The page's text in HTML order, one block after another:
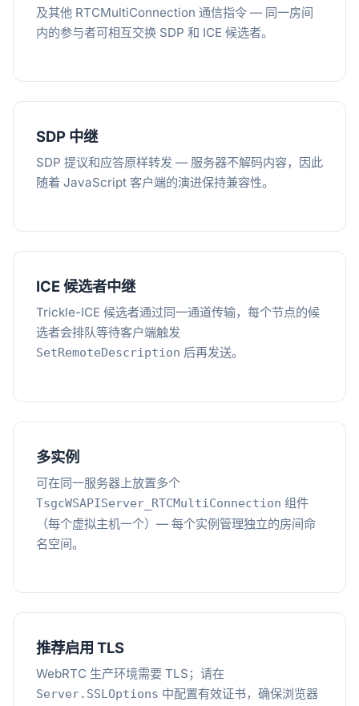
及其他 RTCMultiConnection 通信指令 — 同一房间
内的参与者可相互交换 SDP 和 ICE 候选者。
SDP 中继
SDP 提议和应答原样转发 — 服务器不解码内容，因此
随着 JavaScript 客户端的演进保持兼容性。
ICE 候选者中继
Trickle-ICE 候选者通过同一通道传输，每个节点的候
选者会排队等待客户端触发
SetRemoteDescription 后再发送。
多实例
可在同一服务器上放置多个
TsgcWSAPIServer_RTCMultiConnection 组件
（每个虚拟主机一个）— 每个实例管理独立的房间命
名空间。
推荐启用 TLS
WebRTC 生产环境需要 TLS；请在
Server.SSLOptions 中配置有效证书，确保浏览器